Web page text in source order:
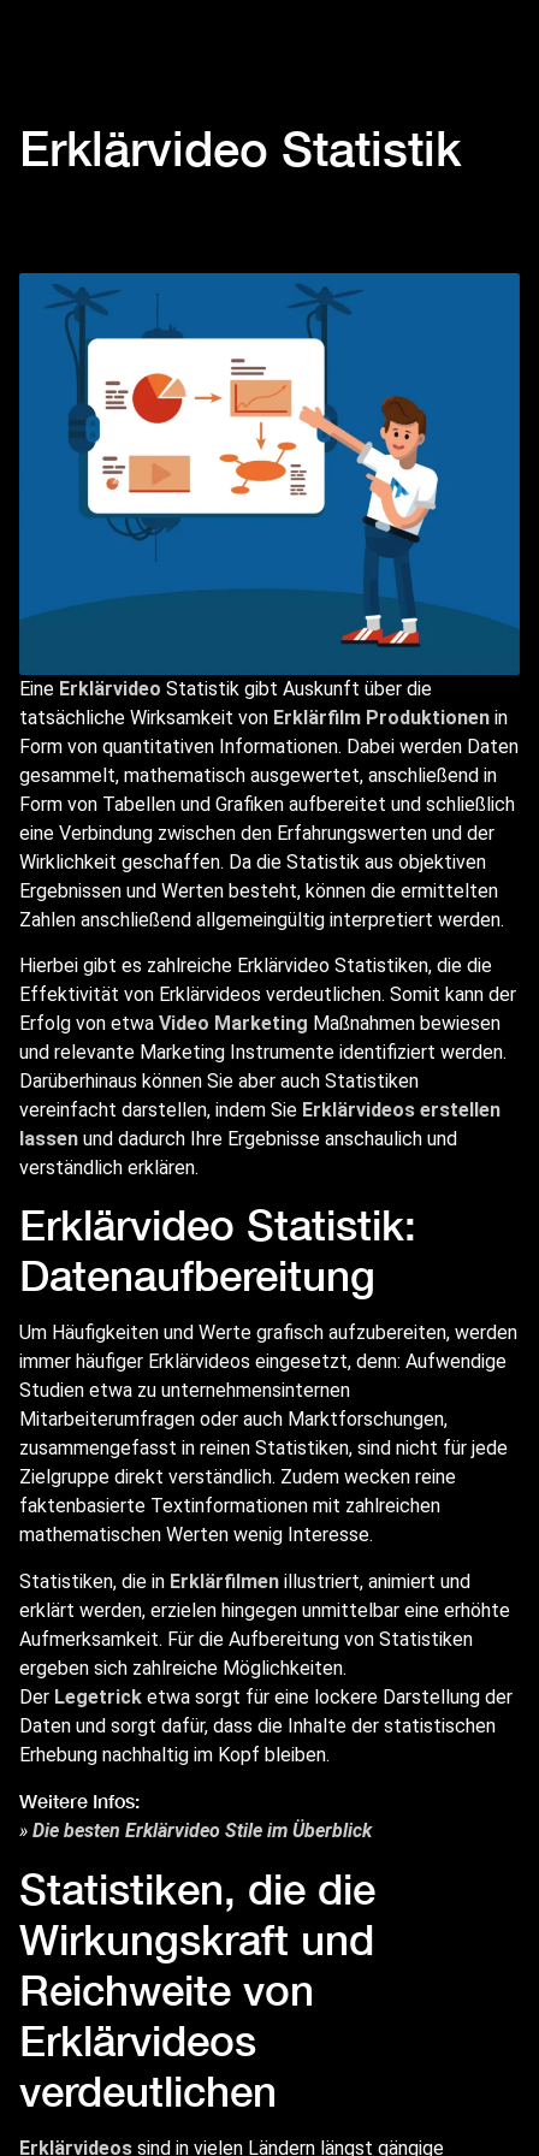
Erklärvideo Statistik
Eine Erklärvideo Statistik gibt Auskunft über die
tatsächliche Wirksamkeit von Erklärfilm Produktionen in
Form von quantitativen Informationen. Dabei werden Daten
gesammelt, mathematisch ausgewertet, anschließend in
Form von Tabellen und Grafiken aufbereitet und schließlich
eine Verbindung zwischen den Erfahrungswerten und der
Wirklichkeit geschaffen. Da die Statistik aus objektiven
Ergebnissen und Werten besteht, können die ermittelten
Zahlen anschließend allgemeingültig interpretiert werden.
Hierbei gibt es zahlreiche Erklärvideo Statistiken, die die
Effektivität von Erklärvideos verdeutlichen. Somit kann der
Erfolg von etwa Video Marketing Maßnahmen bewiesen
und relevante Marketing Instrumente identifiziert werden.
Darüberhinaus können Sie aber auch Statistiken
vereinfacht darstellen, indem Sie Erklärvideos erstellen
lassen und dadurch Ihre Ergebnisse anschaulich und
verständlich erklären.
Erklärvideo Statistik:
Datenaufbereitung
Um Häufigkeiten und Werte grafisch aufzubereiten, werden
immer häufiger Erklärvideos eingesetzt, denn: Aufwendige
Studien etwa zu unternehmensinternen
Mitarbeiterumfragen oder auch Marktforschungen,
zusammengefasst in reinen Statistiken, sind nicht für jede
Zielgruppe direkt verständlich. Zudem wecken reine
faktenbasierte Textinformationen mit zahlreichen
mathematischen Werten wenig Interesse.
Statistiken, die in Erklärfilmen illustriert, animiert und
erklärt werden, erzielen hingegen unmittelbar eine erhöhte
Aufmerksamkeit. Für die Aufbereitung von Statistiken
ergeben sich zahlreiche Möglichkeiten.
Der Legetrick etwa sorgt für eine lockere Darstellung der
Daten und sorgt dafür, dass die Inhalte der statistischen
Erhebung nachhaltig im Kopf bleiben.
Weitere Infos:
» Die besten Erklärvideo Stile im Überblick
Statistiken, die die
Wirkungskraft und
Reichweite von
Erklärvideos
verdeutlichen
Erklärvideos sind in vielen Ländern längst gängige